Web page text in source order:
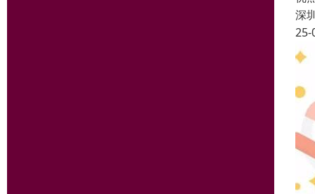
深
25-